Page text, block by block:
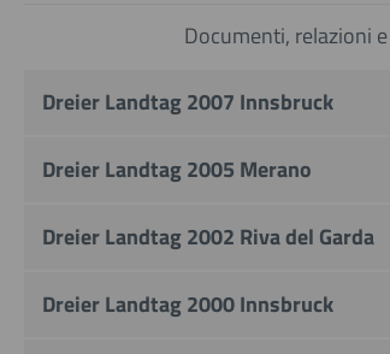
Documenti, relazioni
Dreier Landtag 2007 Innsbruck
Dreier Landtag 2005 Merano
Dreier Landtag 2002 Riva del Garda
Dreier Landtag 2000 Innsbruck